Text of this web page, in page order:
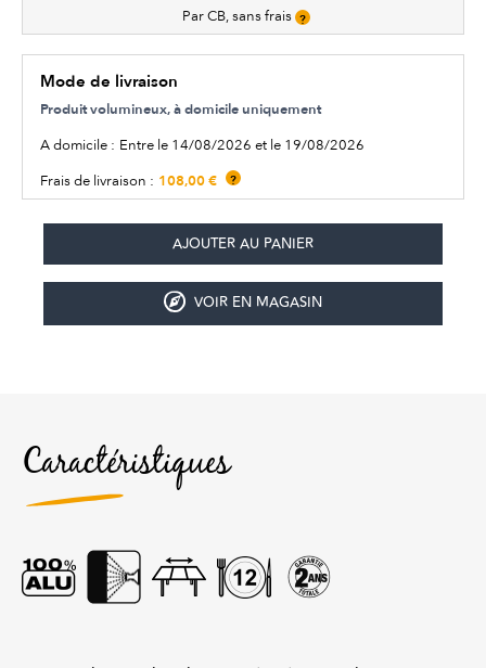
Par CB, sans frais ?
Mode de livraison
Produit volumineux, à domicile uniquement
A domicile : Entre le 14/08/2026 et le 19/08/2026
Frais de livraison : 108,00 € ?
VOIR EN MAGASIN
Caractéristiques